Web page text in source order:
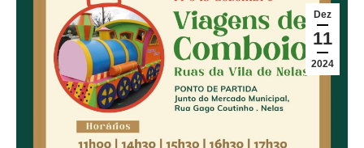
Dez
11
2024